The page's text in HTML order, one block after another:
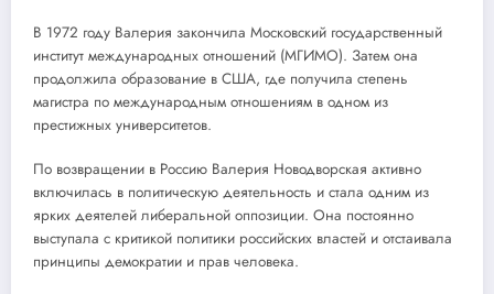
В 1972 году Валерия закончила Московский государственный
институт международных отношений (МГИМО). Затем она
продолжила образование в США, где получила степень
магистра по международным отношениям в одном из
престижных университетов.
По возвращении в Россию Валерия Новодворская активно
включилась в политическую деятельность и стала одним из
ярких деятелей либеральной оппозиции. Она постоянно
выступала с критикой политики российских властей и отстаивала
принципы демократии и прав человека.